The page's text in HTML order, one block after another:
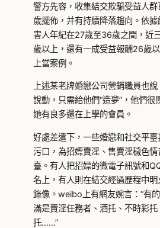
警方先容，收集結交欺騙受益人
歲擺佈，并有持續降落趨向。依
害人年紀在27歲至36歲之間，近
歲以上，還有一成受益報酬26歲
上當案例。
上述某老牌婚戀公司營銷職員也
說動，只需給他們“造夢”，他們很
她有良多還在上學的會員。
好處差遣下，一些婚戀和社交平臺
污口，為招嫖賣淫、售賣淫穢色
臺。有人把招嫖的微電子訊號和
名上，有人則在結交經過歷程中
錄像。weibo上有網友婉言：“有
滿是賣淫任務者、酒托、不時彩
托……”